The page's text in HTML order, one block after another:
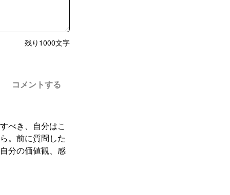
残り 1000文字
コメントする
べき、自分はこ
。前に質問した
分の価値観、感